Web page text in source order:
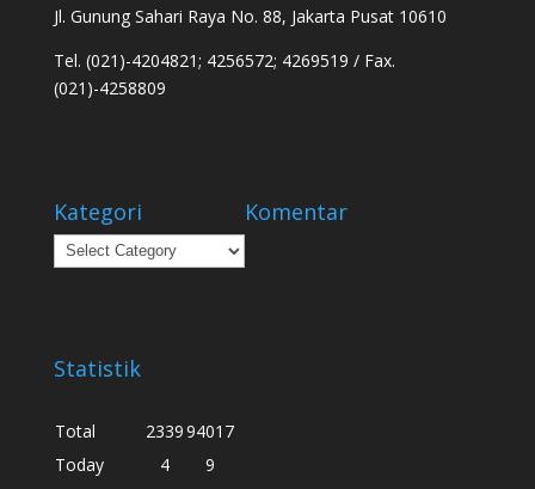
Jl. Gunung Sahari Raya No. 88, Jakarta Pusat 10610
Tel. (021)-4204821; 4256572; 4269519 / Fax.
(021)-4258809
Kategori
Kategori
Komentar
Statistik
Total 233994017
Today
4
9